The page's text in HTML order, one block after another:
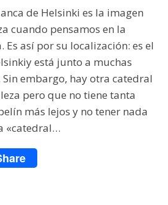
de Helsinki es la imagen
cuando pensamos en la
así por su localización: es el
está junto a muchas
Sin embargo, hay otra catedral
pero que no tiene tanta
más lejos y no tener nada
«catedral…